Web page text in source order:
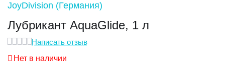
JoyDivision (Германия)
Лубрикант AquaGlide, 1 л
Написать отзыв
Нет в наличии